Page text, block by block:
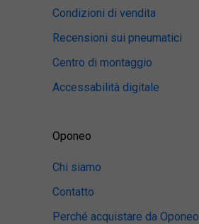
Condizioni di vendita
Recensioni sui pneumatici
Centro di montaggio
Accessabilità digitale
Oponeo
Chi siamo
Contatto
Perché acquistare da Oponeo